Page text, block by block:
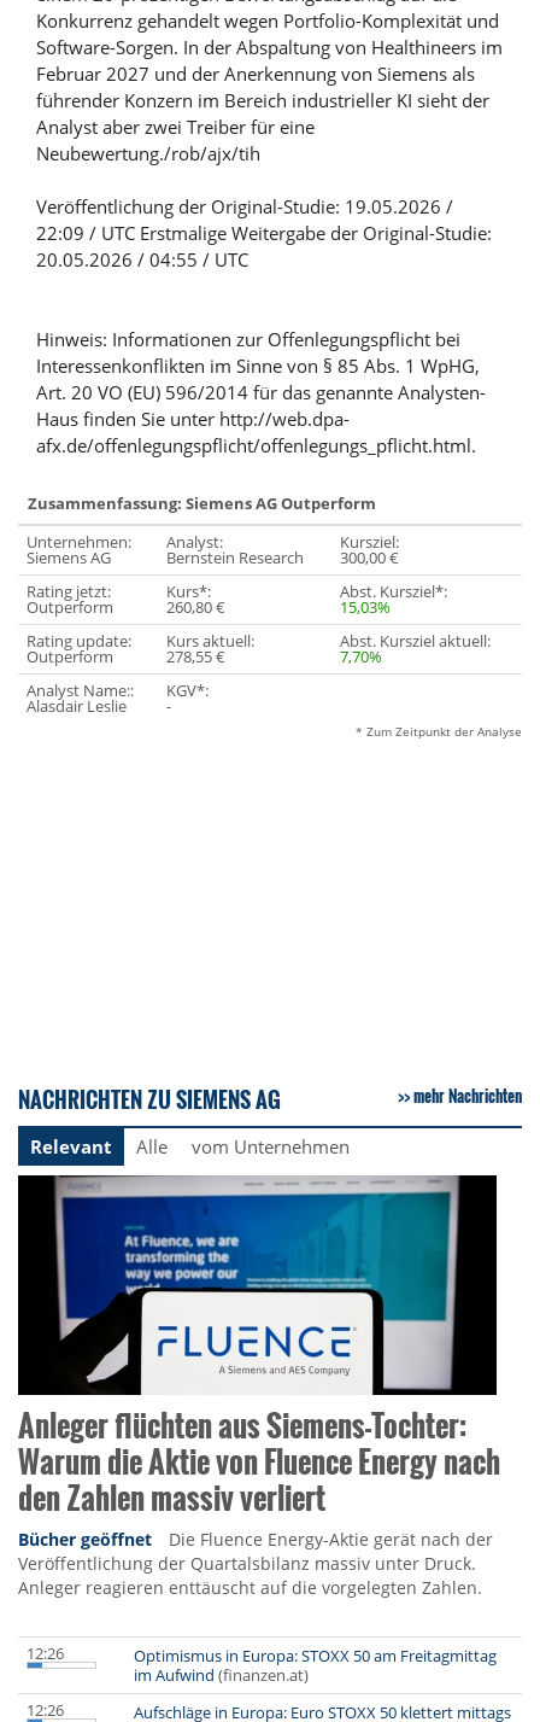
Konkurrenz gehandelt wegen Portfolio-Komplexität und
Software-Sorgen. In der Abspaltung von Healthineers im
Februar 2027 und der Anerkennung von Siemens als
führender Konzern im Bereich industrieller KI sieht der
Analyst aber zwei Treiber für eine
Neubewertung./rob/ajx/tih
Veröffentlichung der Original-Studie: 19.05.2026 /
22:09 / UTC Erstmalige Weitergabe der Original-Studie:
20.05.2026 / 04:55 / UTC
Hinweis: Informationen zur Offenlegungspflicht bei
Interessenkonflikten im Sinne von § 85 Abs. 1 WpHG,
Art. 20 VO (EU) 596/2014 für das genannte Analysten-
Haus finden Sie unter http://web.dpa-
afx.de/offenlegungspflicht/offenlegungs_pflicht.html.
Zusammenfassung: Siemens AG Outperform
Unternehmen:
Siemens AG
Analyst:
Bernstein Research
Kursziel:
300,00 €
Rating jetzt:
Outperform
Kurs*:
260,80 €
Abst. Kursziel*:
15,03%
Rating update:
Outperform
Kurs aktuell:
278,55 €
Abst. Kursziel aktuell:
7,70%
Analyst Name::
Alasdair Leslie
KGV*:
-
* Zum Zeitpunkt der Analyse
NACHRICHTEN ZU SIEMENS AG mehr Nachrichten
Relevant Alle vom Unternehmen
Anleger flüchten aus Siemens-Tochter:
Warum die Aktie von Fluence Energy nach
den Zahlen massiv verliert
Bücher geöffnet
Die Fluence Energy-Aktie gerät nach der
Veröffentlichung der Quartalsbilanz massiv unter Druck.
Anleger reagieren enttäuscht auf die vorgelegten Zahlen.
12:26
Optimismus in Europa: STOXX 50 am Freitagmittag
im Aufwind (finanzen.at)
12:26
Aufschläge in Europa: Euro STOXX 50 klettert mittags